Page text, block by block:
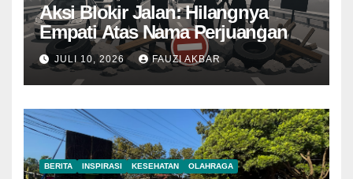
Aksi Blokir Jalan: Hilangnya
Empati Atas Nama Perjuangan
JULI 10, 2026 FAUZI AKBAR
BERITA INSPIRASI KESEHATAN OLAHRAGA